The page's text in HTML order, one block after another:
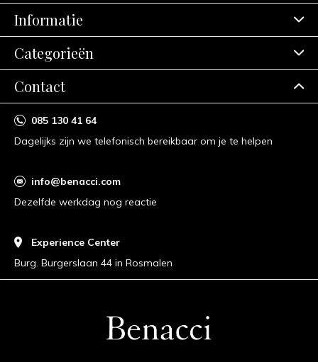
Informatie
Categorieën
Contact
085 130 41 64
Dagelijks zijn we telefonisch bereikbaar om je te helpen
info@benacci.com
Dezelfde werkdag nog reactie
Experience Center
Burg. Burgerslaan 44 in Rosmalen